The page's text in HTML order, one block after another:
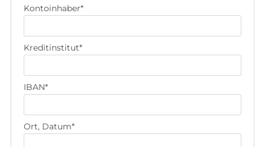
Kontoinhaber*
Kreditinstitut*
IBAN*
Ort, Datum*